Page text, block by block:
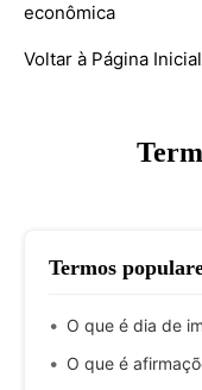
econômica
Voltar à Página Inicial
Termos
O que é dia de
O que é